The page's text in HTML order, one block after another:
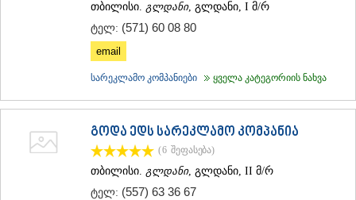
თბილისი. გლდანი, გლდანი, I მ/რ
ტელ: (571) 60 08 80
email
სარეკლამო კომპანიები ყველა კატეგორიის ნახვა
გოდა ედს სარეკლამო კომპანია
(6 შეფასება)
თბილისი. გლდანი, გლდანი, II მ/რ
ტელ: (557) 63 36 67